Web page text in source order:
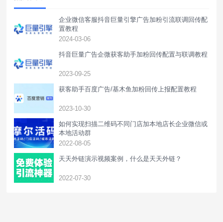
企业微信客服抖音巨量引擎广告加粉引流联调回传配
置教程
2024-03-06
抖音巨量广告企微获客助手加粉回传配置与联调教程
2023-09-25
获客助手百度广告/基木鱼加粉回传上报配置教程
2023-10-30
如何实现扫描二维码不同门店加本地店长企业微信或
本地活动群
2022-08-05
天天外链演示视频案例，什么是天天外链？
2022-07-30